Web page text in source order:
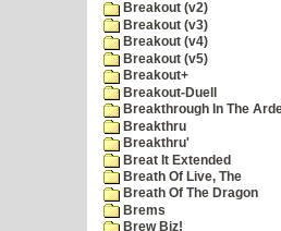
Breakout (v2)
Breakout (v3)
Breakout (v4)
Breakout (v5)
Breakout+
Breakout-Duell
Breakthrough In The
Breakthru
Breakthru'
Breat It Extended
Breath Of Live, The
Breath Of The Dragon
Brems
Brew Biz!